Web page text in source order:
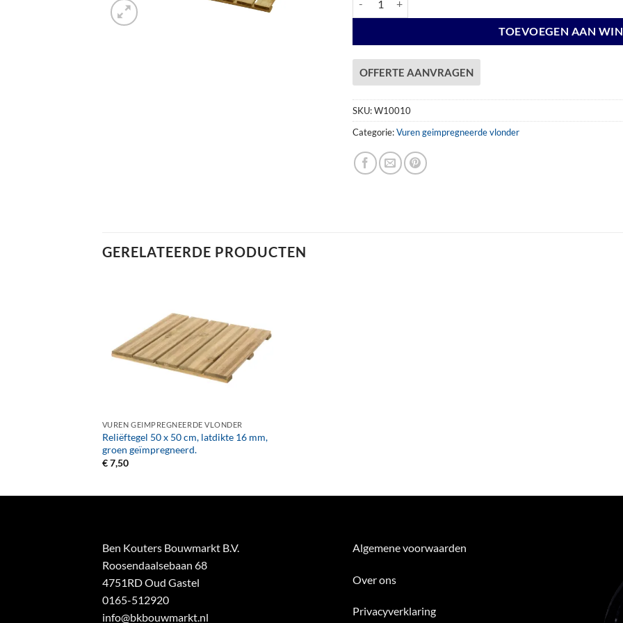
TOEVOEGEN AAN
OFFERTE AANVRAGEN
SKU:W10010
Categorie:Vuren geimpregneerde vlonder
GERELATEERDE PRODUCTEN
VUREN GEIMPREGNEERDE VLONDER
Reliëftegel 50 x 50 cm, latdikte 16 mm,
groen geïmpregneerd.
€7,50
Ben Kouters Bouwmarkt B.V.
Roosendaalsebaan 68
4751RD Oud Gastel
0165-512920
info@bkbouwmarkt.nl
Algemene voorwaarden
Over ons
Privacyverklaring